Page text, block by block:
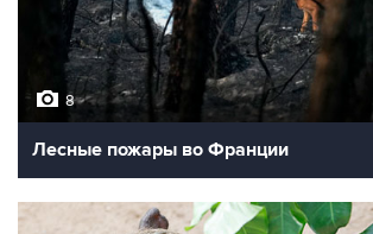
8
Лесные пожары во Франции